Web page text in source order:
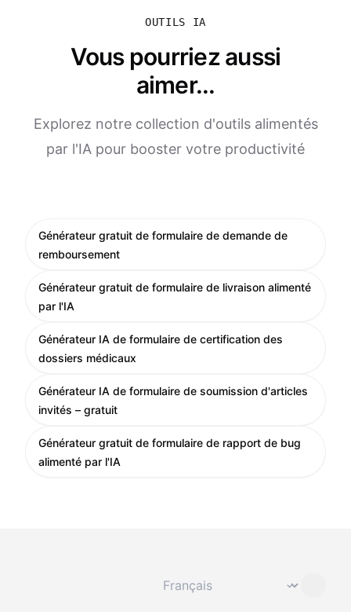
OUTILS IA
Vous pourriez aussi
aimer...
Explorez notre collection d'outils alimentés
par l'IA pour booster votre productivité
Générateur gratuit de formulaire de demande de
remboursement
Générateur gratuit de formulaire de livraison alimenté
par l'IA
Générateur IA de formulaire de certification des
dossiers médicaux
Générateur IA de formulaire de soumission d'articles
invités – gratuit
Générateur gratuit de formulaire de rapport de bug
alimenté par l'IA
⌄